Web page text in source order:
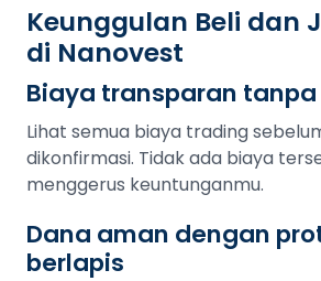
Keunggulan Beli dan
di Nanovest
Biaya transparan
Lihat semua biaya trading
dikonfirmasi. Tidak ada biaya
menggerus keuntunganmu.
Dana aman dengan
berlapis